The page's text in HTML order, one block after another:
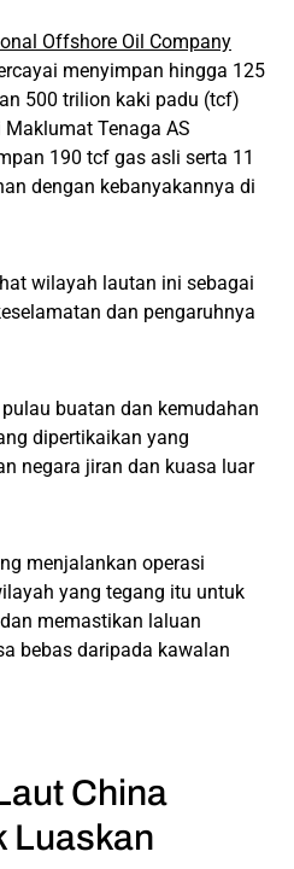
Offshore Oil Company
menyimpan hingga 125
500 trilion kaki padu (tcf)
Tenaga AS
190 tcf gas asli serta 11
dengan kebanyakannya di
wilayah lautan ini sebagai
dan pengaruhnya
buatan dan kemudahan
dipertikaikan yang
negara jiran dan kuasa luar
menjalankan operasi
yang tegang itu untuk
memastikan laluan
bebas daripada kawalan
China
Luaskan